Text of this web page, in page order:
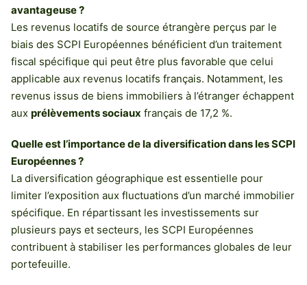
avantageuse ?
Les revenus locatifs de source étrangère perçus par le
biais des SCPI Européennes bénéficient d’un traitement
fiscal spécifique qui peut être plus favorable que celui
applicable aux revenus locatifs français. Notamment, les
revenus issus de biens immobiliers à l’étranger échappent
aux prélèvements sociaux français de 17,2 %.
Quelle est l’importance de la diversification dans les SCPI
Européennes ?
La diversification géographique est essentielle pour
limiter l’exposition aux fluctuations d’un marché immobilier
spécifique. En répartissant les investissements sur
plusieurs pays et secteurs, les SCPI Européennes
contribuent à stabiliser les performances globales de leur
portefeuille.